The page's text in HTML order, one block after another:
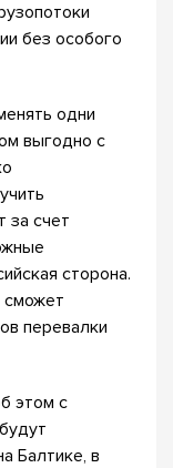
без особого
одни
выгодно с
за счет
сторона.
сможет
перевалки
этом с
Балтике, в